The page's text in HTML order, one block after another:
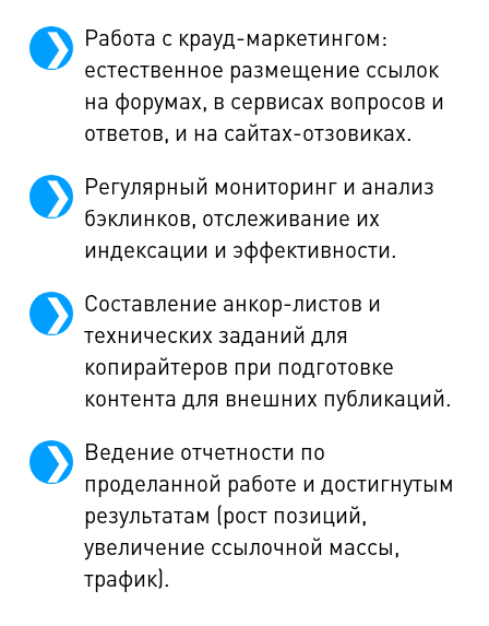
Работа с крауд-маркетингом:
естественное размещение ссылок
на форумах, в сервисах вопросов и
ответов, и на сайтах-отзовиках.
Регулярный мониторинг и анализ
бэклинков, отслеживание их
индексации и эффективности.
Составление анкор-листов и
технических заданий для
копирайтеров при подготовке
контента для внешних публикаций.
Ведение отчетности по
проделанной работе и достигнутым
результатам (рост позиций,
увеличение ссылочной массы,
трафик).